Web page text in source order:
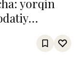
yorqin